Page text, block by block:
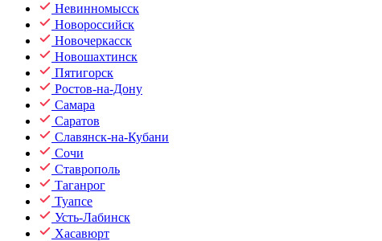
Невинномысск
Новороссийск
Новочеркасск
Новошахтинск
Пятигорск
Ростов-на-Дону
Самара
Саратов
Славянск-на-Кубани
Сочи
Ставрополь
Таганрог
Туапсе
Усть-Лабинск
Хасавюрт